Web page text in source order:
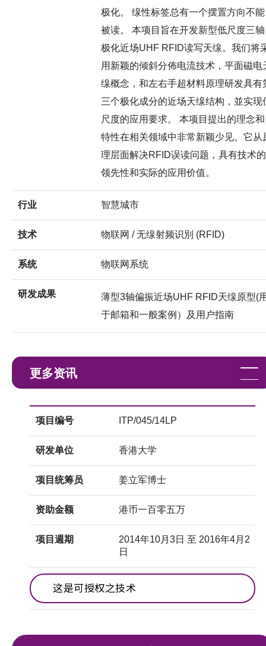
极化。 缐性标签总有一个摆置方向不能
被读。 本项目旨在开发新型低尺度三轴
极化近场UHF RFID读写天缐。我们将
用新颖的倾斜分佈电流技术，平面磁电
缐概念，和左右手超材料原理研发具有
三个极化成分的近场天缐结构，並实现
尺度的应用要求。 本项目提出的理念和
特性在相关领域中非常新颖少见。它从
理层面解决RFID误读问题，具有技术的
领先性和实际的应用价值。
行业 智慧城市
技术 物联网 / 无缐射频识別 (RFID)
系统 物联网系统
研发成果
薄型3轴偏振近场UHF RFID天缐原型(
于邮箱和一般案例）及用户指南
更多资讯
项目编号 ITP/045/14LP
研发单位 香港大学
项目统筹员 姜立军博士
资助金额 港币一百零五万
项目週期
2014年10月3日 至 2016年4月2
日
这是可授权之技术